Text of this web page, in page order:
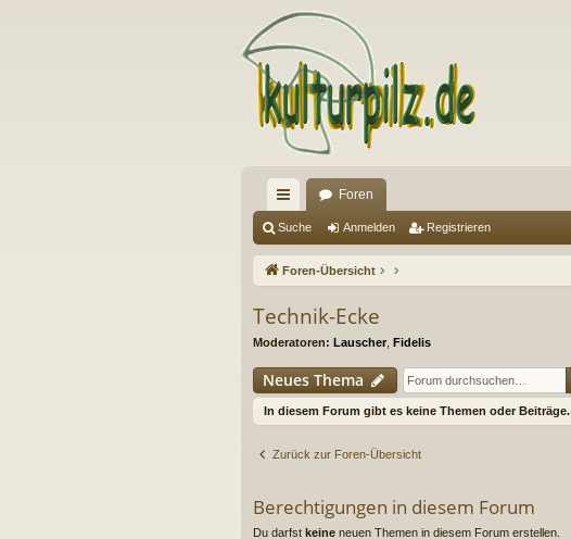
ch
ne
ug
Foren
Suche Anmelden Registrieren
Foren-Übersicht
Technik-Ecke
Moderatoren: Lauscher Fidelis
Neues Thema
In diesem Forum gibt es keine Themen oder Beiträge.
Zurück zur Foren-Übersicht
Berechtigungen in diesem Forum
Du darfst keine neuen Themen in diesem Forum erstellen.